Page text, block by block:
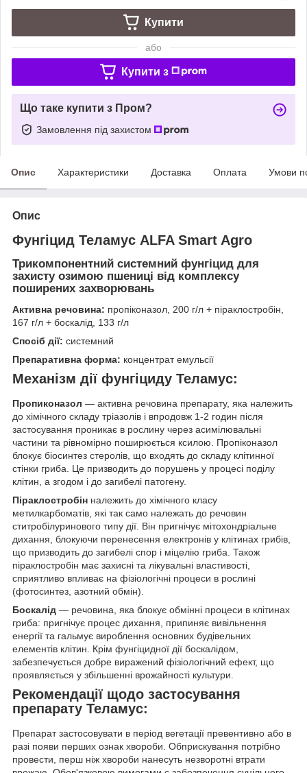
Купити
або
Купити з
Що таке купити з Пром?
Замовлення під захистом
Опис Характеристики Доставка Оплата Умови
Опис
Фунгіцид Теламус ALFA Smart Agro
Трикомпонентний системний фунгіцид для
захисту озимою пшениці від комплексу
поширених захворювань
Активна речовина: пропіконазол, 200 г/л + піраклостробін,
167 г/л + боскалід, 133 г/л
Спосіб дії: системний
Препаративна форма: концентрат емульсії
Механізм дії фунгіциду Теламус:
Пропиконазол — активна речовина препарату, яка належить
до хімічного складу тріазолів і впродовж 1-2 годин після
застосування проникає в рослину через асимілювальні
частини та рівномірно поширюється ксилою. Пропіконазол
блокує біосинтез стеролів, що входять до складу клітинної
стінки гриба. Це призводить до порушень у процесі поділу
клітин, а згодом і до загибелі патогену.
Піраклостробін належить до хімічного класу
метилкарбоматів, які так само належать до речовин
ститробілуринового типу дії. Він пригнічує мітохондріальне
дихання, блокуючи перенесення електронів у клітинах грибів,
що призводить до загибелі спор і міцелію гриба. Також
піраклостробін має захисні та лікувальні властивості,
сприятливо впливає на фізіологічні процеси в рослині
(фотосинтез, азотний обмін).
Боскалід — речовина, яка блокує обмінні процеси в клітинах
гриба: пригнічує процес дихання, припиняє вивільнення
енергії та гальмує вироблення основних будівельних
елементів клітин. Крім фунгіцидної дії боскалідом,
забезпечується добре виражений фізіологічний ефект, що
проявляється у збільшенні врожайності культури.
Рекомендації щодо застосування
препарату Теламус:
Препарат застосовувати в період вегетації превентивно або в
разі появи перших ознак хвороби. Обприскування потрібно
провести, перш ніж хвороби нанесуть незворотні втрати